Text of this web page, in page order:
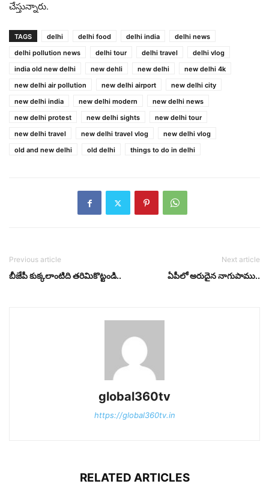
చేస్తున్నారు.
TAGS delhi delhi food delhi india
delhi news
delhi pollution news
delhi tour delhi travel
delhi vlog
india old new delhi
new dehli new delhi
new delhi 4k
new delhi air pollution
new delhi airport
new delhi city
new delhi india
new delhi modern
new delhi news
new delhi protest
new delhi sights
new delhi tour
new delhi travel
new delhi travel vlog
new delhi vlog
old and new delhi
old delhi things to do in delhi
Previous article
బీజేపీ కుక్కలాంటిది తరిమికొట్టండి..
Next article
ఏపీలో అరుదైన నాగుపాము..
global360tv
https://global360tv.in
RELATED ARTICLES